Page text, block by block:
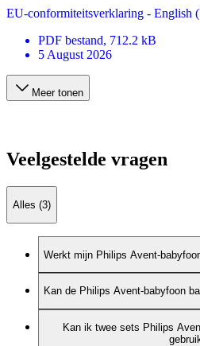
EU-conformiteitsverklaring - English
PDF bestand, 712.2 kB
5 August 2026
Meer tonen
Veelgestelde vragen
Alles (3)
Werkt mijn Philips Avent-
Kan de Philips Avent-babyfoon
Kan ik twee sets Philips